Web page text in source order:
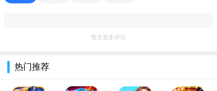
暂无更多评论
热门推荐